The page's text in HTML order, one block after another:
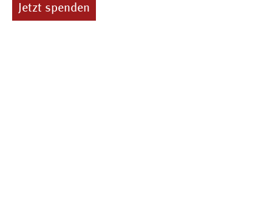
Jetzt spenden